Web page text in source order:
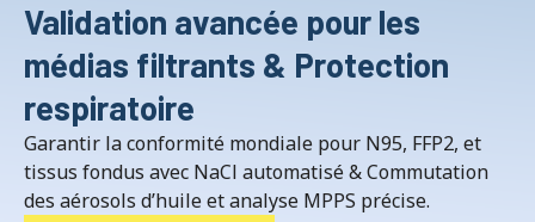
Validation avancée pour les
médias filtrants & Protection
respiratoire
Garantir la conformité mondiale pour N95, FFP2, et
tissus fondus avec NaCl automatisé & Commutation
des aérosols d’huile et analyse MPPS précise.